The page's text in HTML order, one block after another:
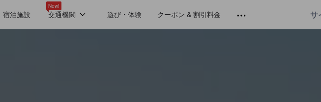
宿泊施設
New!
交通機関 遊び・体験 クーポン & 割引料金 サ